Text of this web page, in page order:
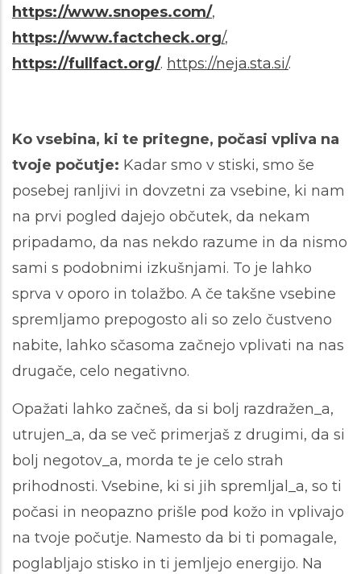
https://www.snopes.com/,
https://www.factcheck.org/,
https://fullfact.org/. https://neja.sta.si/.
Ko vsebina, ki te pritegne, počasi vpliva na
tvoje počutje: Kadar smo v stiski, smo še
posebej ranljivi in dovzetni za vsebine, ki nam
na prvi pogled dajejo občutek, da nekam
pripadamo, da nas nekdo razume in da nismo
sami s podobnimi izkušnjami. To je lahko
sprva v oporo in tolažbo. A če takšne vsebine
spremljamo prepogosto ali so zelo čustveno
nabite, lahko sčasoma začnejo vplivati na nas
drugače, celo negativno.
Opažati lahko začneš, da si bolj razdražen_a,
utrujen_a, da se več primerjaš z drugimi, da si
bolj negotov_a, morda te je celo strah
prihodnosti. Vsebine, ki si jih spremljal_a, so ti
počasi in neopazno prišle pod kožo in vplivajo
na tvoje počutje. Namesto da bi ti pomagale,
poglabljajo stisko in ti jemljejo energijo. Na